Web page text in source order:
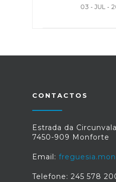
03 - JUL -
CONTACTOS
Estrada da
7450-909 Monforte
Email:
Telefone: 245 578